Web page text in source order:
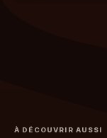
À DÉCOUVRIR AUSSI